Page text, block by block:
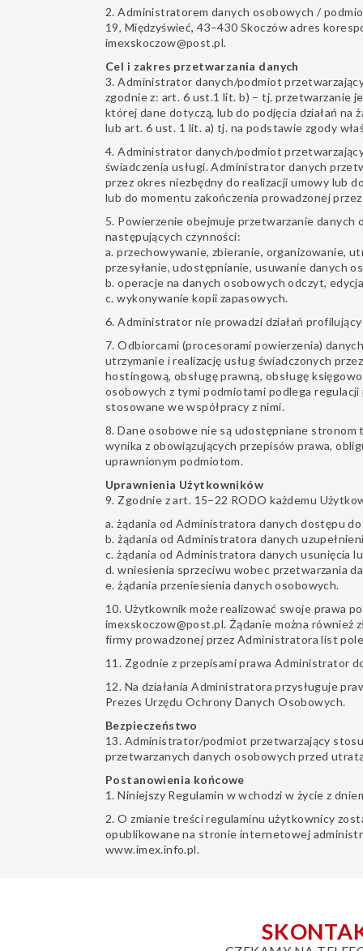
2. Administratorem danych osobowych /
19, Międzyświeć, 43–430 Skoczów adres
imexskoczow@post.pl.
Cel i zakres przetwarzania danych
3. Administrator danych/podmiot
zgodnie z: art. 6 ust.1 lit. b) – tj. przetwarzanie
której dane dotyczą, lub do podjęcia działań na
lub art. 6 ust. 1 lit. a) tj. na podstawie zgody
4. Administrator danych/podmiot
świadczenia usługi. Administrator danych
przez okres niezbędny do realizacji umowy lub
lub do momentu zakończenia prowadzonej
5. Powierzenie obejmuje przetwarzanie
następujących czynności:
a. przechowywanie, zbieranie, organizowanie,
przesyłanie, udostępnianie, usuwanie danych
b. operacje na danych osobowych odczyt,
c. wykonywanie kopii zapasowych.
6. Administrator nie prowadzi działań
7. Odbiorcami (procesorami powierzenia)
utrzymanie i realizację usług świadczonych
hostingową, obsługę prawną, obsługę
osobowych z tymi podmiotami podlega
stosowane we współpracy z nimi.
8. Dane osobowe nie są udostępniane
wynika z obowiązujących przepisów prawa,
uprawnionym podmiotom.
Uprawnienia Użytkowników
9. Zgodnie z art. 15–22 RODO każdemu
a. żądania od Administratora danych dostępu
b. żądania od Administratora danych
c. żądania od Administratora danych usunięcia
d. wniesienia sprzeciwu wobec przetwarzania
e. żądania przeniesienia danych osobowych.
10. Użytkownik może realizować swoje prawa
imexskoczow@post.pl. Żądanie można również
firmy prowadzonej przez Administratora list
11. Zgodnie z przepisami prawa Administrator
12. Na działania Administratora przysługuje
Prezes Urzędu Ochrony Danych Osobowych.
Bezpieczeństwo
13. Administrator/podmiot przetwarzający
przetwarzanych danych osobowych przed
Postanowienia końcowe
1. Niniejszy Regulamin w wchodzi w życie z
2. O zmianie treści regulaminu użytkownicy
opublikowane na stronie internetowej
www.imex.info.pl.